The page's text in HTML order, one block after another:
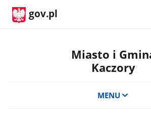
gov.pl
Miasto i
Kaczory
MENU